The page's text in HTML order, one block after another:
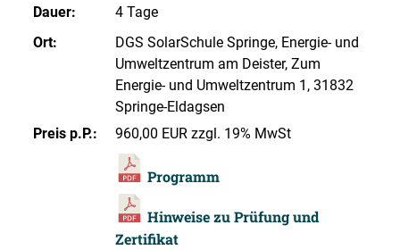
Dauer:
4 Tage
Ort:
DGS SolarSchule Springe, Energie- und
Umweltzentrum am Deister, Zum
Energie- und Umweltzentrum 1, 31832
Springe-Eldagsen
Preis p.P.:
960,00 EUR zzgl. 19% MwSt
Programm
Hinweise zu Prüfung und
Zertifikat